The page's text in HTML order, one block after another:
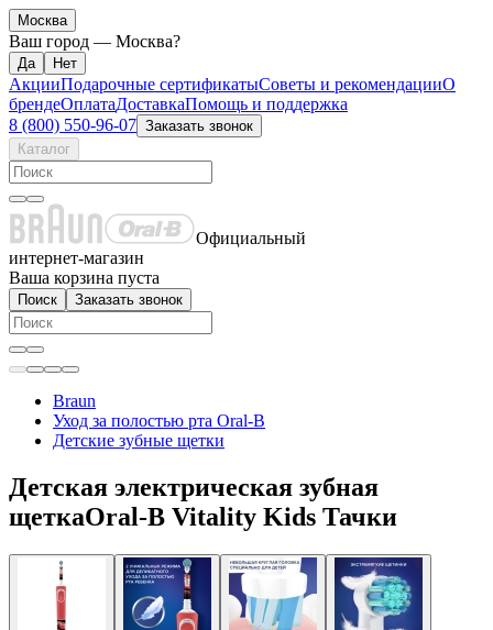
Москва
Ваш город — Москва?
АкцииПодарочные сертификатыСоветы и рекомендацииО
брендеОплатаДоставкаПомощь и поддержка
8 (800) 550-96-07 Заказать звонок
Каталог
Официальный
интернет-магазин
Ваша корзина пуста
Поиск Заказать звонок
Braun
Уход за полостью рта Oral-B
Детские зубные щетки
Детская электрическая зубная
щеткаOral-B Vitality Kids Тачки